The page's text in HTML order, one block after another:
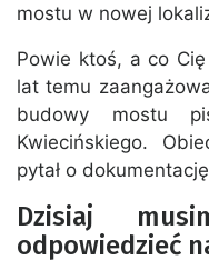
mostu w nowej
Powie ktoś, a co
lat temu
budowy mostu
Kwiecińskiego.
pytał o
Dzisiaj
odpowiedzieć